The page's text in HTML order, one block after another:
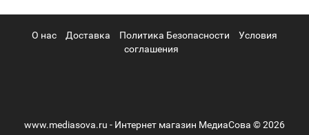
О нас Доставка Политика Безопасности
Условия
соглашения
www.mediasova.ru - Интернет магазин МедиаСова © 2026